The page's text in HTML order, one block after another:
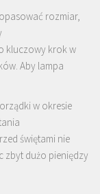
rozmiar,
kluczowy krok w
Aby lampa
w okresie
świętami nie
zbyt dużo pieniędzy